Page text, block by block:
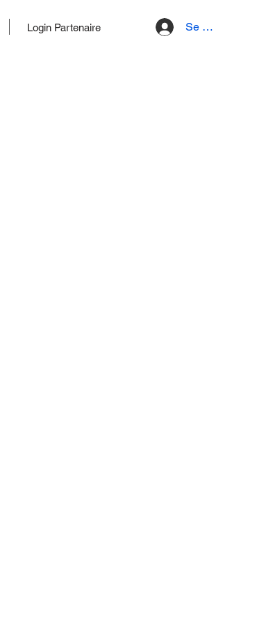
Login Partenaire Se connecter